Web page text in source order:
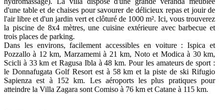
d'une table et de chaises pour savourer de délicieux repas et jouir de
l'air libre et d'un jardin vert et clôturé de 1000 m². Ici, vous trouverez
la piscine de 8x4 mètres, une cuisine extérieure avec barbecue et
trois places de parking.
Dans les environs, facilement accessibles en voiture : Ispica et
Pozzallo à 12 km, Marzamemi à 21 km, Noto et Modica à 30 km,
Scicli à 33 km et Ragusa Ibla à 48 km. Pour les amateurs de sport :
le Donnafugata Golf Resort est à 58 km et la piste de ski Rifugio
Sapienza est à 152 km. Les aéroports les plus pratiques pour
atteindre la Villa Zagara sont Comiso à 76 km et Catane à 115 km.